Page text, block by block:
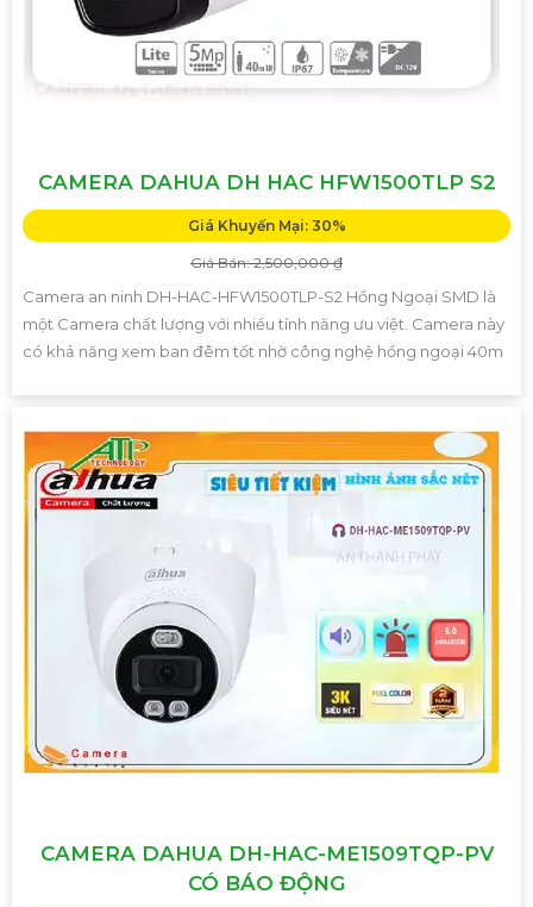
CAMERA DAHUA DH HAC HFW1500TLP S2
Giá Khuyến Mại: 30%
Giá Bán: 2,500,000 ₫
Camera an ninh DH-HAC-HFW1500TLP-S2 Hồng Ngoại SMD là
một Camera chất lượng với nhiều tính năng ưu việt. Camera này
có khả năng xem ban đêm tốt nhờ công nghệ hồng ngoại 40m
CAMERA DAHUA DH-HAC-ME1509TQP-PV
CÓ BÁO ĐỘNG